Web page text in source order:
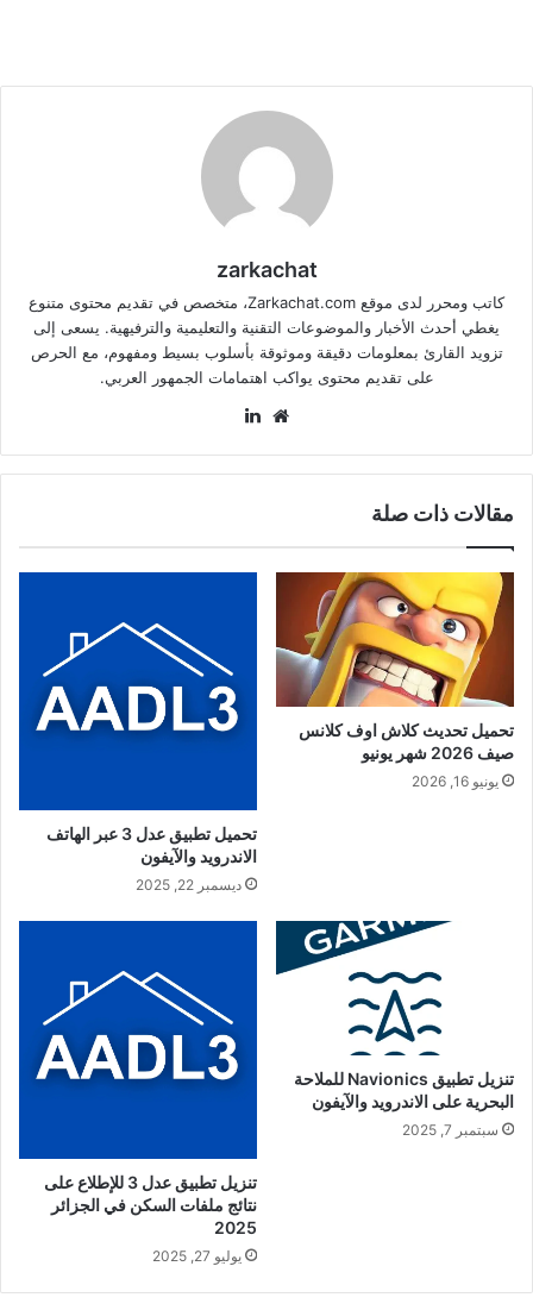
zarkachat
كاتب ومحرر لدى موقع Zarkachat.com، متخصص في تقديم محتوى متنوع
يغطي أحدث الأخبار والموضوعات التقنية والتعليمية والترفيهية. يسعى إلى
تزويد القارئ بمعلومات دقيقة وموثوقة بأسلوب بسيط ومفهوم، مع الحرص
على تقديم محتوى يواكب اهتمامات الجمهور العربي.
موقع
مقالات ذات صلة
تحميل تحديث كلاش اوف كلانس
صيف 2026 شهر يونيو
يونيو 16, 2026
تحميل تطبيق عدل 3 عبر الهاتف
الاندرويد والآيفون
ديسمبر 22, 2025
تنزيل تطبيق Navionics للملاحة
البحرية على الاندرويد والآيفون
سبتمبر 7, 2025
تنزيل تطبيق عدل 3 للإطلاع على
نتائج ملفات السكن في الجزائر
2025
يوليو 27, 2025